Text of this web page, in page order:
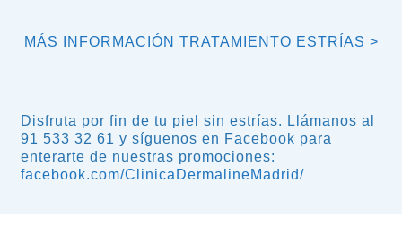
MÁS INFORMACIÓN TRATAMIENTO ESTRÍAS >
Disfruta por fin de tu piel sin estrías. Llámanos al
91 533 32 61 y síguenos en Facebook para
enterarte de nuestras promociones:
facebook.com/ClinicaDermalineMadrid/